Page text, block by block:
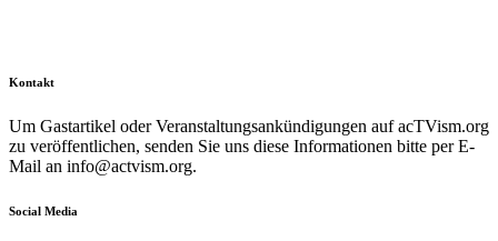
Kontakt
Um Gastartikel oder Veranstaltungsankündigungen auf acTVism.org
zu veröffentlichen, senden Sie uns diese Informationen bitte per E-
Mail an info@actvism.org.
Social Media